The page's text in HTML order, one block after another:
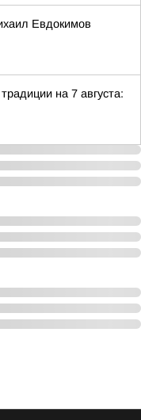
Евдокимов
на 7 августа: